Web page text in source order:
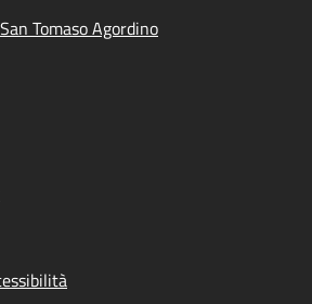
Tomaso Agordino